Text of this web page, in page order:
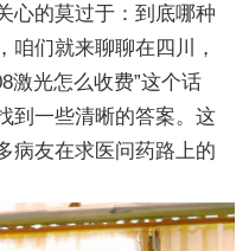
心的莫过于：到底哪种
咱们就来聊聊在四川，
激光怎么收费”这个话
到一些清晰的答案。这
病友在求医问药路上的